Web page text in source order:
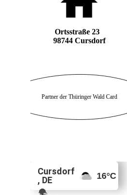
Ortsstraße 23
98744 Cursdorf
Partner der Thüringer Wald Card